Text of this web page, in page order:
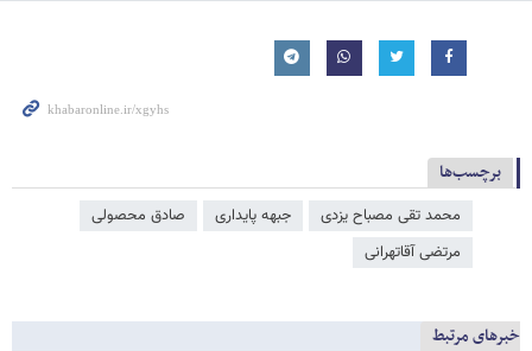
برچسب‌ها
محمد تقی مصباح یزدی جبهه پایداری
صادق محصولی
مرتضی آقاتهرانی
خبرهای مرتبط